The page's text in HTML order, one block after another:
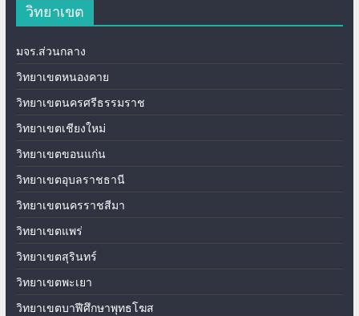
วิทยาเขต
มจร.ส่วนกลาง
วิทยาเขตหนองคาย
วิทยาเขตนครศรีธรรมราช
วิทยาเขตเชียงใหม่
วิทยาเขตขอนแก่น
วิทยาเขตอุบลราชธานี
วิทยาเขตนครราชสีมา
วิทยาเขตแพร่
วิทยาเขตสุรินทร์
วิทยาเขตพะเยา
วิทยาเขตบาฬีศึกษาพุทธโฆส